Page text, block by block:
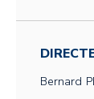
Bernard